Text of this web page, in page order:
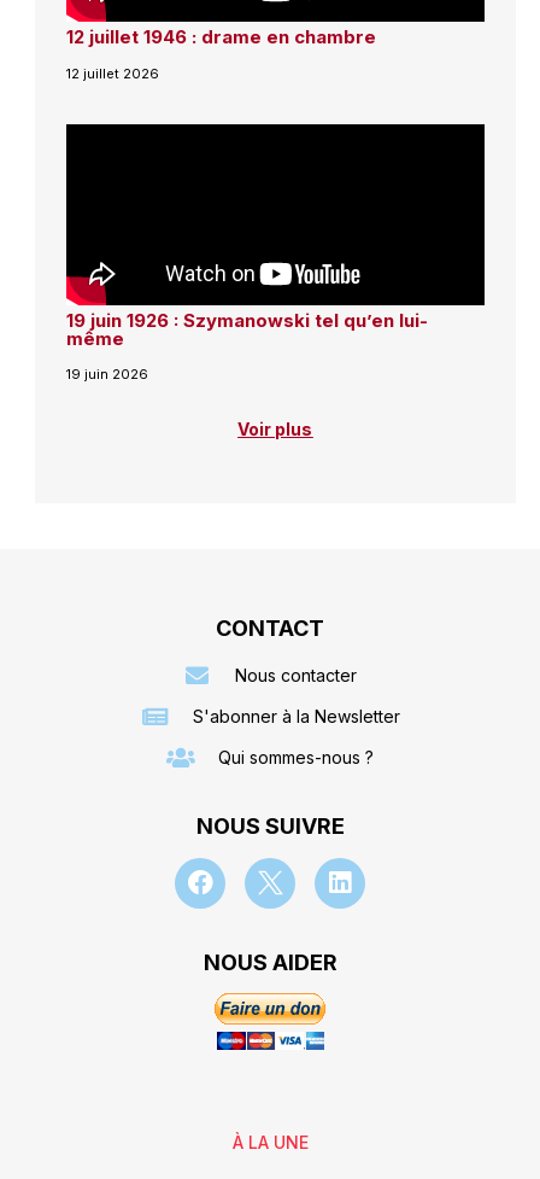
12 juillet 1946 : drame en chambre
12 juillet 2026
19 juin 1926 : Szymanowski tel qu’en lui-
même
19 juin 2026
Voir plus
CONTACT
Nous contacter
S'abonner à la Newsletter
Qui sommes-nous ?
NOUS SUIVRE
NOUS AIDER
À LA UNE